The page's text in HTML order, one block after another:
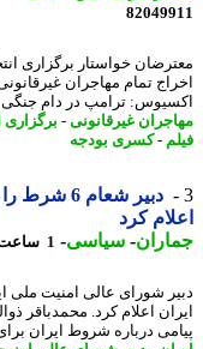
خواستار برگزاری
ترامپ در دام جنگی
غیرقانونی-برگزاری
-کسری بودجه
دبیر شعام 6
کرد
- سیاسی-1 ساعت پیش - شنبه 17 مرداد 1405، 19:30
اعلام کرد. محمدباقر
درباره شروط ایران برای